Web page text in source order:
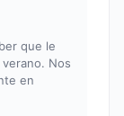
que le
Nos
en